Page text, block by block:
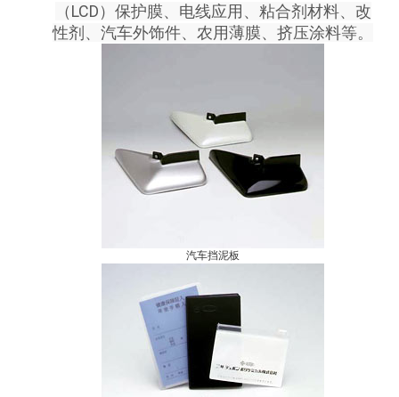
（LCD）保护膜、电线应用、粘合剂材料、改
性剂、汽车外饰件、农用薄膜、挤压涂料等。
汽车挡泥板